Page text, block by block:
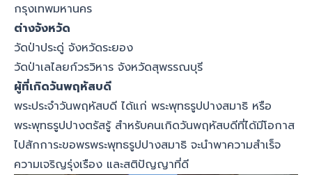
กรุงเทพมหานคร
ต่างจังหวัด
วัดป่าประดู่ จังหวัดระยอง
วัดป่าเลไลยก์วรวิหาร จังหวัดสุพรรณบุรี
ผู้ที่เกิดวันพฤหัสบดี
พระประจำวันพฤหัสบดี ได้แก่ พระพุทธรูปปางสมาธิ หรือ
พระพุทธรูปปางตรัสรู้ สำหรับคนเกิดวันพฤหัสบดีที่ได้มีโอกาส
ไปสักการะขอพรพระพุทธรูปปางสมาธิ จะนำพาความสำเร็จ
ความเจริญรุ่งเรือง และสติปัญญาที่ดี